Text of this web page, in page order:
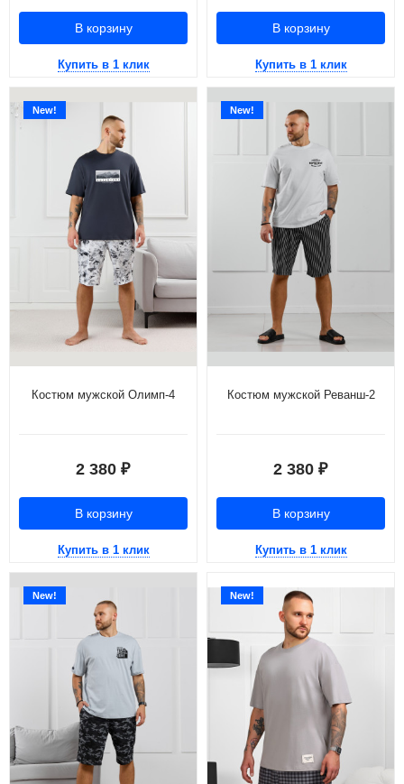
В корзину
Купить в 1 клик
В корзину
Купить в 1 клик
New!
Костюм мужской Олимп-4
2 380 ₽
В корзину
Купить в 1 клик
New!
Костюм мужской Реванш-2
2 380 ₽
В корзину
Купить в 1 клик
New! New!